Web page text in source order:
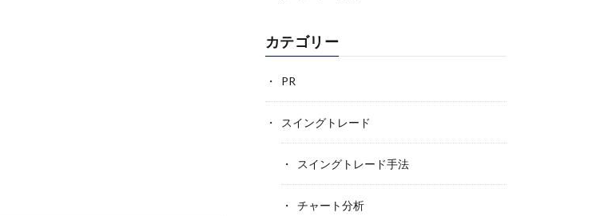
カテゴリー
PR
スイングトレード
スイングトレード手法
チャート分析